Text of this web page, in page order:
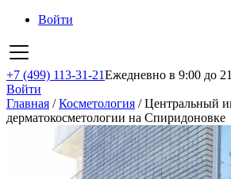
Войти
+7 (499) 113-31-21Ежедневно в 9:00 до
Войти
Главная /Косметология /Центральный
дерматокосметологии на Спиридоновке